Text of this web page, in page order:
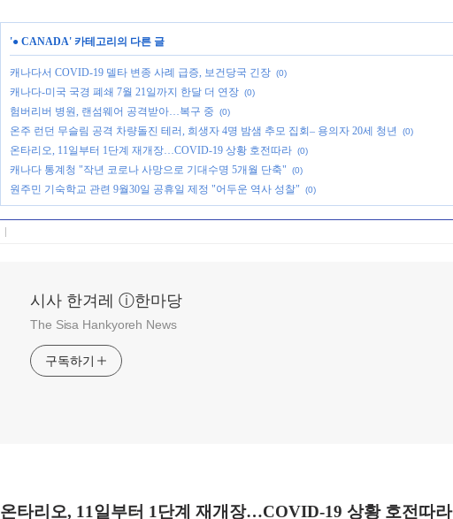
'● CANADA' 카테고리의 다른 글
캐나다서 COVID-19 델타 변종 사례 급증, 보건당국 긴장 (0)
캐나다-미국 국경 폐쇄 7월 21일까지 한달 더 연장 (0)
험버리버 병원, 랜섬웨어 공격받아…복구 중 (0)
온주 런던 무슬림 공격 차량돌진 테러, 희생자 4명 밤샘 추모 집회– 용의자 20세 청년 (0)
온타리오, 11일부터 1단계 재개장…COVID-19 상황 호전따라 (0)
캐나다 통계청 "작년 코로나 사망으로 기대수명 5개월 단축" (0)
원주민 기숙학교 관련 9월30일 공휴일 제정 "어두운 역사 성찰" (0)
시사 한겨레 ⓘ한마당
The Sisa Hankyoreh News
구독하기
온타리오, 11일부터 1단계 재개장…COVID-19 상황 호전따라